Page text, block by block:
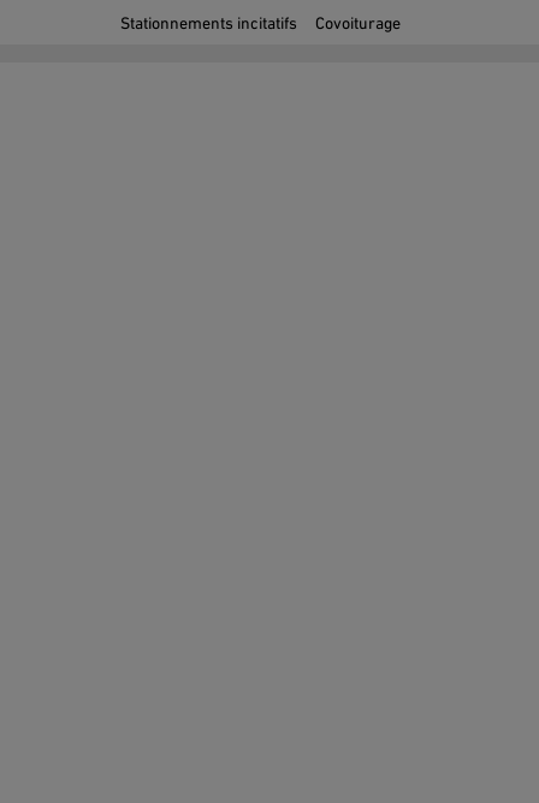
Stationnements incitatifs Covoiturage